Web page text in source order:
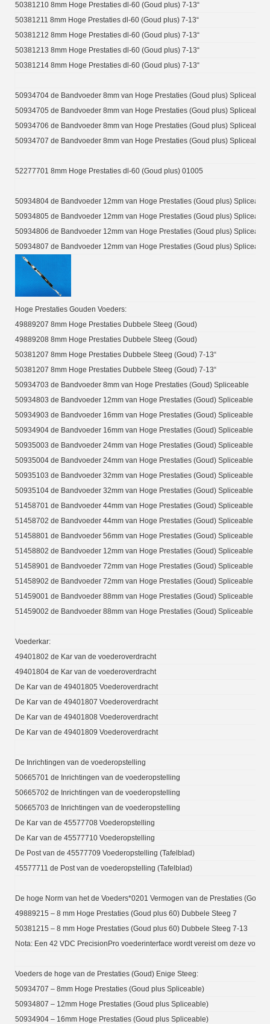
50381210 8mm Hoge Prestaties dl-60 (Goud plus) 7-13“
50381211 8mm Hoge Prestaties dl-60 (Goud plus) 7-13“
50381212 8mm Hoge Prestaties dl-60 (Goud plus) 7-13“
50381213 8mm Hoge Prestaties dl-60 (Goud plus) 7-13“
50381214 8mm Hoge Prestaties dl-60 (Goud plus) 7-13“
50934704 de Bandvoeder 8mm van Hoge Prestaties (Goud plus) Spliceable
50934705 de Bandvoeder 8mm van Hoge Prestaties (Goud plus) Spliceable
50934706 de Bandvoeder 8mm van Hoge Prestaties (Goud plus) Spliceable
50934707 de Bandvoeder 8mm van Hoge Prestaties (Goud plus) Spliceable
52277701 8mm Hoge Prestaties dl-60 (Goud plus) 01005
50934804 de Bandvoeder 12mm van Hoge Prestaties (Goud plus) Spliceable
50934805 de Bandvoeder 12mm van Hoge Prestaties (Goud plus) Spliceable
50934806 de Bandvoeder 12mm van Hoge Prestaties (Goud plus) Spliceable
50934807 de Bandvoeder 12mm van Hoge Prestaties (Goud plus) Spliceable
Hoge Prestaties Gouden Voeders:
49889207 8mm Hoge Prestaties Dubbele Steeg (Goud)
49889208 8mm Hoge Prestaties Dubbele Steeg (Goud)
50381207 8mm Hoge Prestaties Dubbele Steeg (Goud) 7-13“
50381207 8mm Hoge Prestaties Dubbele Steeg (Goud) 7-13“
50934703 de Bandvoeder 8mm van Hoge Prestaties (Goud) Spliceable
50934803 de Bandvoeder 12mm van Hoge Prestaties (Goud) Spliceable
50934903 de Bandvoeder 16mm van Hoge Prestaties (Goud) Spliceable
50934904 de Bandvoeder 16mm van Hoge Prestaties (Goud) Spliceable
50935003 de Bandvoeder 24mm van Hoge Prestaties (Goud) Spliceable
50935004 de Bandvoeder 24mm van Hoge Prestaties (Goud) Spliceable
50935103 de Bandvoeder 32mm van Hoge Prestaties (Goud) Spliceable
50935104 de Bandvoeder 32mm van Hoge Prestaties (Goud) Spliceable
51458701 de Bandvoeder 44mm van Hoge Prestaties (Goud) Spliceable
51458702 de Bandvoeder 44mm van Hoge Prestaties (Goud) Spliceable
51458801 de Bandvoeder 56mm van Hoge Prestaties (Goud) Spliceable
51458802 de Bandvoeder 12mm van Hoge Prestaties (Goud) Spliceable
51458901 de Bandvoeder 72mm van Hoge Prestaties (Goud) Spliceable
51458902 de Bandvoeder 72mm van Hoge Prestaties (Goud) Spliceable
51459001 de Bandvoeder 88mm van Hoge Prestaties (Goud) Spliceable
51459002 de Bandvoeder 88mm van Hoge Prestaties (Goud) Spliceable
Voederkar:
49401802 de Kar van de voederoverdracht
49401804 de Kar van de voederoverdracht
De Kar van de 49401805 Voederoverdracht
De Kar van de 49401807 Voederoverdracht
De Kar van de 49401808 Voederoverdracht
De Kar van de 49401809 Voederoverdracht
De Inrichtingen van de voederopstelling
50665701 de Inrichtingen van de voederopstelling
50665702 de Inrichtingen van de voederopstelling
50665703 de Inrichtingen van de voederopstelling
De Kar van de 45577708 Voederopstelling
De Kar van de 45577710 Voederopstelling
De Post van de 45577709 Voederopstelling (Tafelblad)
45577711 de Post van de voederopstelling (Tafelblad)
De hoge Norm van het de Voeders*0201 Vermogen van de Prestaties (Goud)
49889215 – 8 mm Hoge Prestaties (Goud plus 60) Dubbele Steeg 7
50381215 – 8 mm Hoge Prestaties (Goud plus 60) Dubbele Steeg 7-13
Nota: Een 42 VDC PrecisionPro voederinterface wordt vereist om deze
Voeders de hoge van de Prestaties (Goud) Enige Steeg:
50934707 – 8mm Hoge Prestaties (Goud plus Spliceable)
50934807 – 12mm Hoge Prestaties (Goud plus Spliceable)
50934904 – 16mm Hoge Prestaties (Goud plus Spliceable)